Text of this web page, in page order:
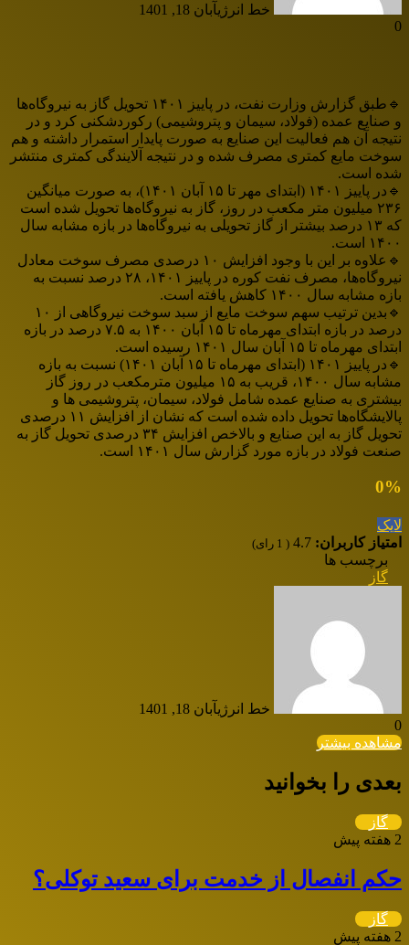
خط انرژیآبان 18, 1401
0
🔹طبق گزارش وزارت نفت، در پاییز ۱۴۰۱ تحويل گاز به نیروگاه‌ها
و صنایع عمده (فولاد، سیمان و پتروشیمی) رکوردشکنی کرد و در
نتیجه آن هم فعالیت این صنایع به صورت پایدار استمرار داشته و هم
سوخت مایع کمتری مصرف شده و در نتیجه آلایندگی کمتری منتشر
شده است.
🔹در پاییز ۱۴۰۱ (ابتدای مهر تا ۱۵ آبان ۱۴۰۱)، به صورت میانگین
۲۳۶ میلیون متر مکعب در روز، گاز به نیروگاه‌ها تحویل شده است
که ۱۳ درصد بیشتر از گاز تحویلی به نیروگاه‌ها در بازه مشابه سال
۱۴۰۰ است.
🔹علاوه بر این با وجود افزایش ۱۰ درصدی مصرف سوخت معادل
نیروگاه‌ها، مصرف نفت کوره در پاییز ۱۴۰۱، ۲۸ درصد نسبت به
بازه مشابه سال ۱۴۰۰ کاهش یافته است.
🔹بدین ترتیب سهم سوخت مایع از سبد سوخت نیروگاهی از ۱۰
درصد در بازه ابتدای مهرماه تا ۱۵ آبان ۱۴۰۰ به ۷.۵ درصد در بازه
ابتدای مهرماه تا ۱۵ آبان سال ۱۴۰۱ رسیده است.
🔹در پاییز ۱۴۰۱ (ابتدای مهرماه تا ۱۵ آبان ۱۴۰۱) نسبت به بازه
مشابه سال ۱۴۰۰، قریب به ۱۵ میلیون مترمکعب در روز گاز
بیشتری به صنایع عمده شامل فولاد، سیمان، پتروشیمی ها و
پالایشگاه‌ها تحویل داده شده است که نشان از افزایش ۱۱ درصدی
تحویل گاز به این صنایع و بالاخص افزایش ۳۴ درصدی تحویل گاز به
صنعت فولاد در بازه مورد گزارش سال ۱۴۰۱ است.
0%
لایک
امتیاز کاربران: 4.7
(
1 رای)
برچسب ها
گاز
خط انرژیآبان 18, 1401
0
مشاهده بیشتر
بعدی را بخوانید
گاز
2 هفته پیش
حکم انفصال از خدمت برای سعید توکلی؟
گاز
2 هفته پیش